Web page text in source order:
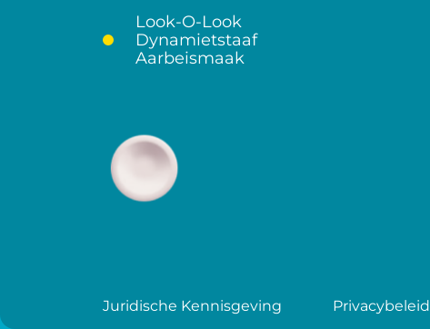
Look-O-Look
Dynamietstaaf
Aarbeismaak
Juridische Kennisgeving Privacybeleid